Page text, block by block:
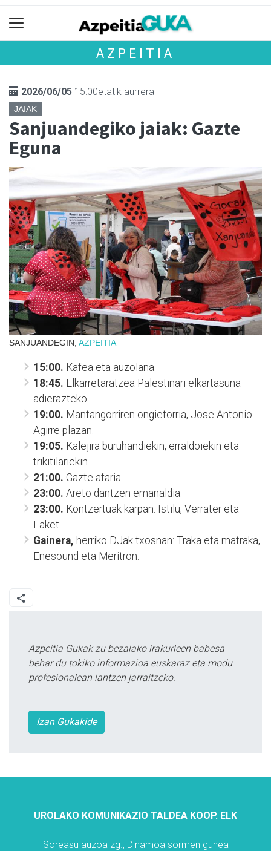
AZPEITIA
2026/06/05 15:00etatik aurrera
JAIAK
Sanjuandegiko jaiak: Gazte
Eguna
SANJUANDEGIN, AZPEITIA
15:00. Kafea eta auzolana.
18:45. Elkarretaratzea Palestinari elkartasuna
adierazteko.
19:00. Mantangorriren ongietorria, Jose Antonio
Agirre plazan.
19:05. Kalejira buruhandiekin, erraldoiekin eta
trikitilariekin.
21:00. Gazte afaria.
23:00. Areto dantzen emanaldia.
23:00. Kontzertuak karpan: Istilu, Verrater eta
Laket.
Gainera, herriko DJak txosnan: Traka eta matraka,
Enesound eta Meritron.
Azpeitia Gukak zu bezalako irakurleen babesa
behar du tokiko informazioa euskaraz eta modu
profesionalean lantzen jarraitzeko.
Izan Gukakide
UROLAKO KOMUNIKAZIO TALDEA KOOP. ELK
Soreasu auzoa zg., Dinamoa sormen gunea